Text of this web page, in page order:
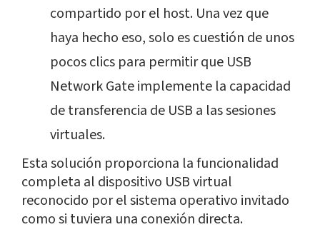
compartido por el host. Una vez que
haya hecho eso, solo es cuestión de unos
pocos clics para permitir que USB
Network Gate implemente la capacidad
de transferencia de USB a las sesiones
virtuales.
Esta solución proporciona la funcionalidad
completa al dispositivo USB virtual
reconocido por el sistema operativo invitado
como si tuviera una conexión directa.